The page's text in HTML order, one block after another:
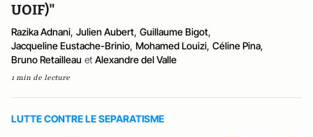
UOIF)"
Razika Adnani, Julien Aubert, Guillaume Bigot,
Jacqueline Eustache-Brinio, Mohamed Louizi, Céline Pina,
Bruno Retailleau et Alexandre del Valle
1 min de lecture
LUTTE CONTRE LE SEPARATISME